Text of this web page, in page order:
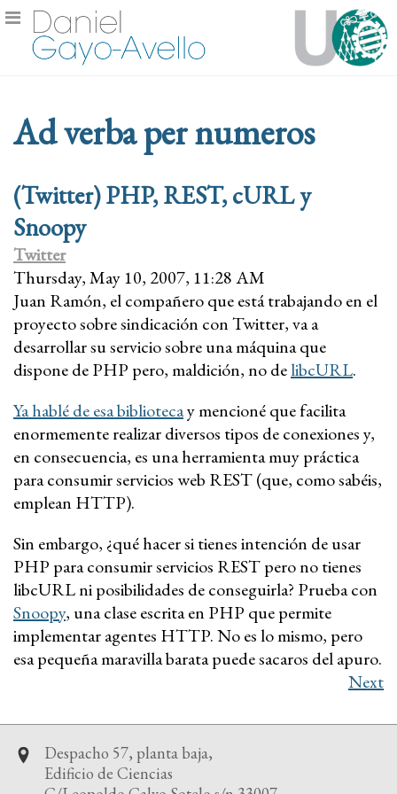
Ad verba per numeros
(Twitter) PHP, REST, cURL y
Snoopy
Twitter
Thursday, May 10, 2007, 11:28 AM
Juan Ramón, el compañero que está trabajando en el
proyecto sobre sindicación con Twitter, va a
desarrollar su servicio sobre una máquina que
dispone de PHP pero, maldición, no delibcURL.
Ya hablé de esa bibliotecay mencioné que facilita
enormemente realizar diversos tipos de conexiones y,
en consecuencia, es una herramienta muy práctica
para consumir servicios web REST (que, como sabéis,
emplean HTTP).
Sin embargo, ¿qué hacer si tienes intención de usar
PHP para consumir servicios REST pero no tienes
libcURL ni posibilidades de conseguirla? Prueba con
Snoopy, una clase escrita en PHP que permite
implementar agentes HTTP. No es lo mismo, pero
esa pequeña maravilla barata puede sacaros del apuro.
Next
Despacho 57, planta baja,
Edificio de Ciencias